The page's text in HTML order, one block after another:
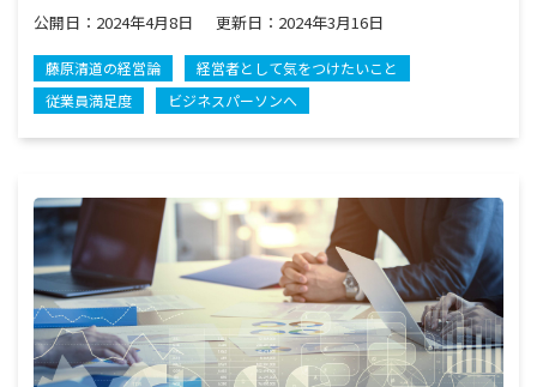
公開日： 2024年4月8日 更新日： 2024年3月16日
藤原清道の経営論
経営者として気をつけたいこと
従業員満足度
ビジネスパーソンへ